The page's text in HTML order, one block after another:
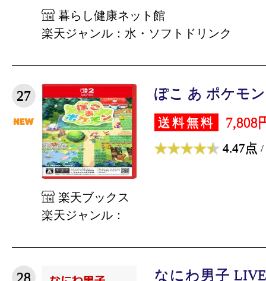
暮らし健康ネット館
楽天ジャンル：水・ソフトドリンク
27 ぽこ あ ポケモン
送料無料 7,808
4.47点 /
楽天ブックス
楽天ジャンル：
28
なにわ男子